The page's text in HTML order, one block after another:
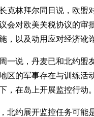
克林拜尔同日说，欧盟
会对欧美关税协议的审
，以及动用应对经济讹
一说，丹麦已和北约盟
区的军事存在与训练活
，在岛上开展监控行动。
北约展开监控任务可能